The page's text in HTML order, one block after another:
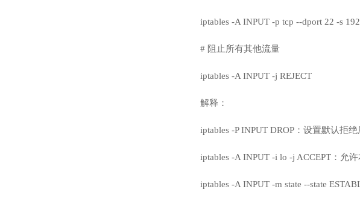
iptables -A INPUT -p tcp --dport 22 -s
# 阻止所有其他流量
iptables -A INPUT -j REJECT
解释：
iptables -P INPUT DROP：设置默认拒绝
iptables -A INPUT -i lo -j ACCEPT：允
iptables -A INPUT -m state --state